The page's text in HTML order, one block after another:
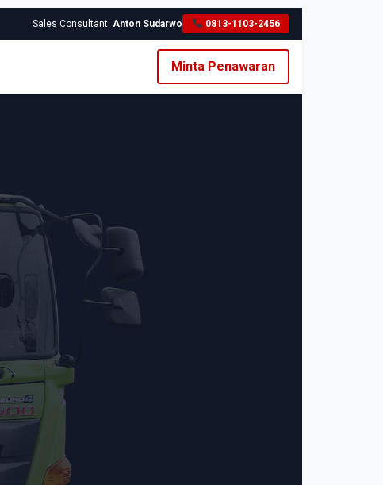
Sales Consultant:Anton Sudarwo 0813-1103-2456
Minta Penawaran